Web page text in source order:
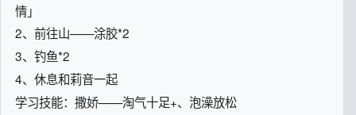
情」
2、前往山——涂胶*2
3、钓鱼*2
4、休息和莉音一起
学习技能：撒娇——淘气十足+、泡澡放松